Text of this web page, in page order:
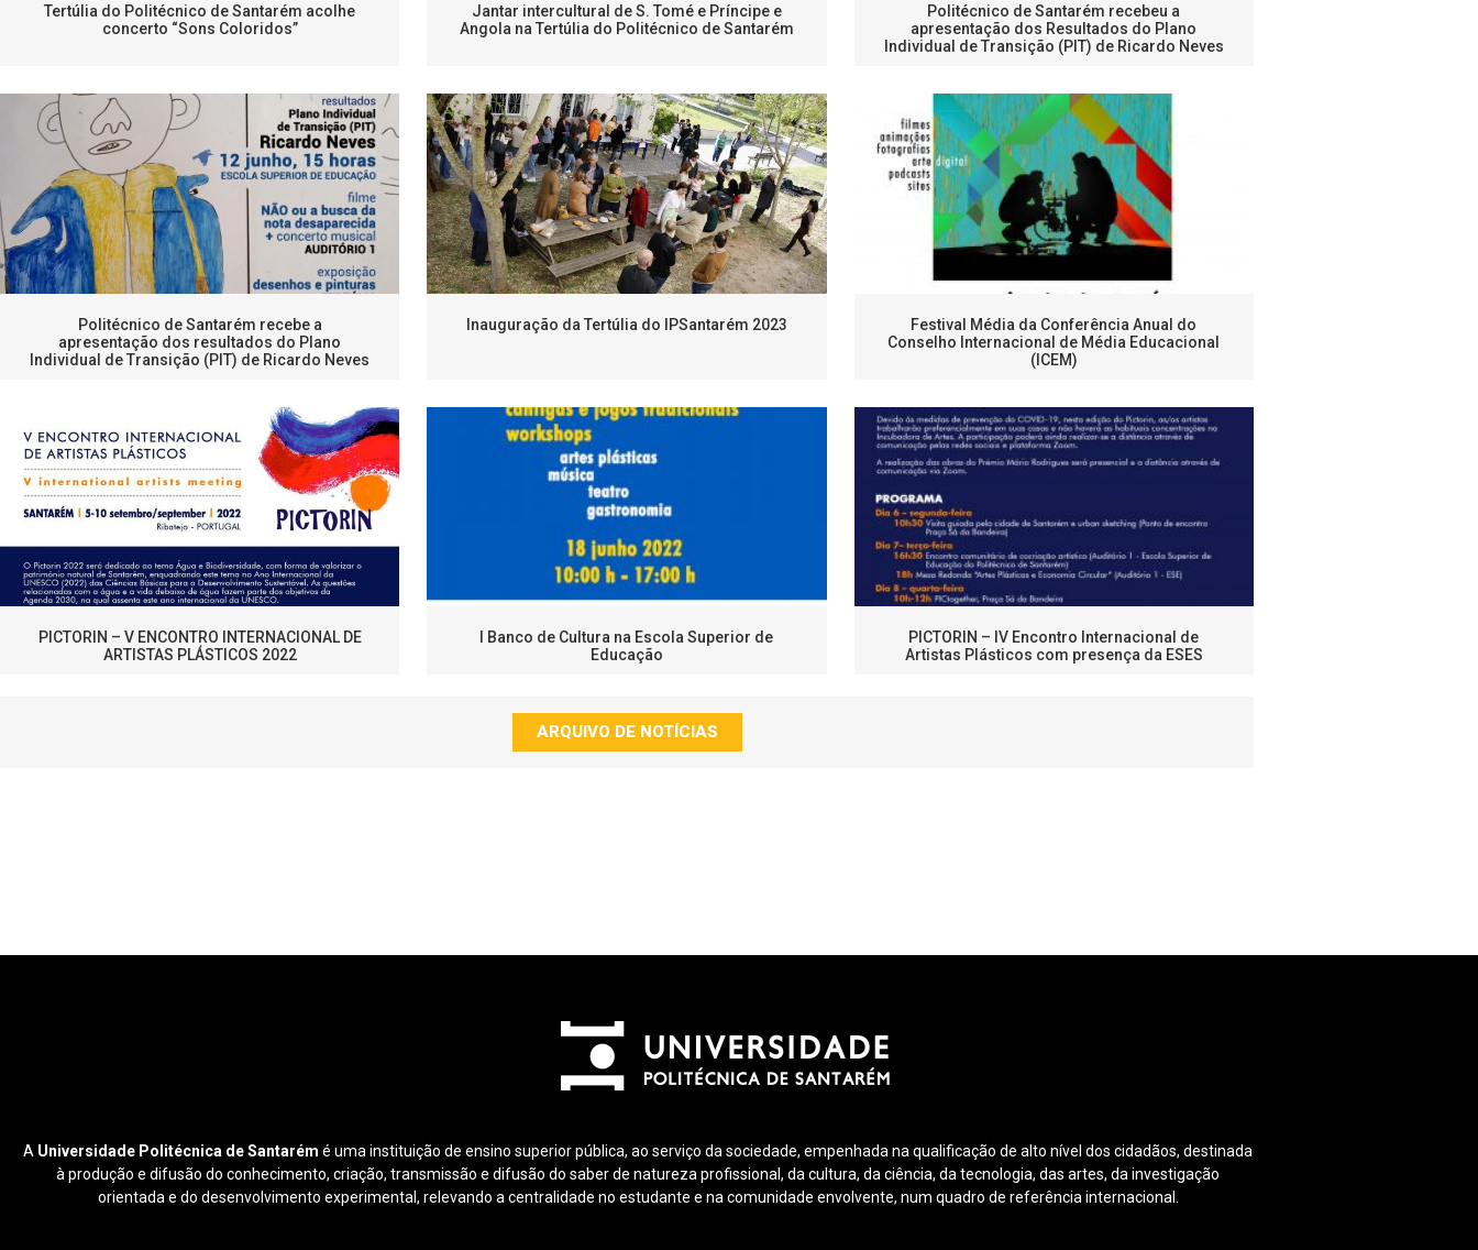
Tertúlia do Politécnico de Santarém acolhe
concerto “Sons Coloridos”
Jantar intercultural de S. Tomé e Príncipe e
Angola na Tertúlia do Politécnico de Santarém
Politécnico de Santarém recebeu a
apresentação dos Resultados do Plano
Individual de Transição (PIT) de Ricardo Neves
Politécnico de Santarém recebe a
apresentação dos resultados do Plano
Individual de Transição (PIT) de Ricardo Neves
Inauguração da Tertúlia do IPSantarém 2023
Festival Média da Conferência Anual do
Conselho Internacional de Média Educacional
(ICEM)
PICTORIN – V ENCONTRO INTERNACIONAL DE
ARTISTAS PLÁSTICOS 2022
I Banco de Cultura na Escola Superior de
Educação
PICTORIN – IV Encontro Internacional de
Artistas Plásticos com presença da ESES
ARQUIVO DE NOTÍCIAS
A Universidade Politécnica de Santarém é uma instituição de ensino superior pública, ao serviço da sociedade, empenhada na qualificação de alto nível dos cidadãos, destinada
à produção e difusão do conhecimento, criação, transmissão e difusão do saber de natureza profissional, da cultura, da ciência, da tecnologia, das artes, da investigação
orientada e do desenvolvimento experimental, relevando a centralidade no estudante e na comunidade envolvente, num quadro de referência internacional.